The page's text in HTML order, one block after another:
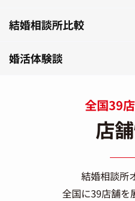
結婚相談所比較
婚活体験談
全国39
店
結婚相談所
全国に39店舗を